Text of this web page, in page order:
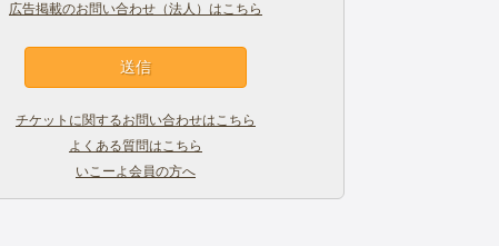
広告掲載のお問い合わせ（法人）はこちら
チケットに関するお問い合わせはこちら
よくある質問はこちら
いこーよ会員の方へ